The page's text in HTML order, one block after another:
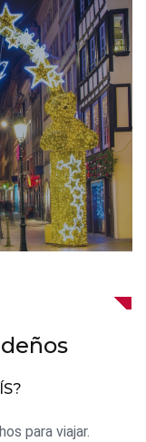
para viajar.